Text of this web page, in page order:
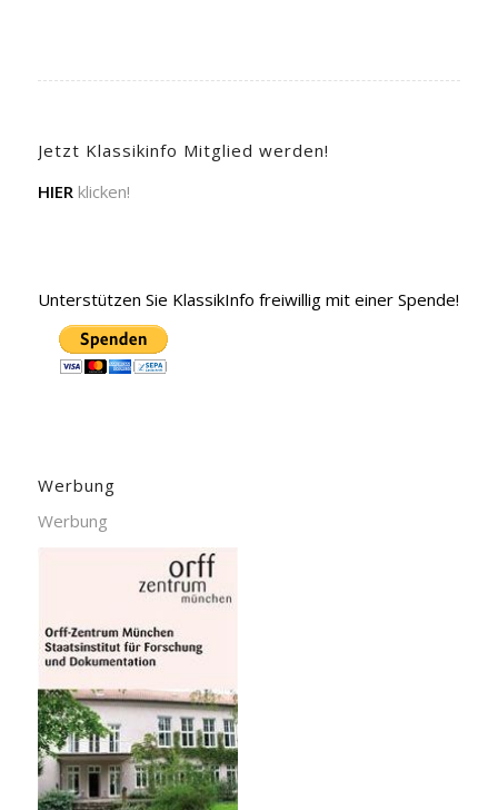
Jetzt Klassikinfo Mitglied werden!
HIER klicken!
Unterstützen Sie KlassikInfo freiwillig mit einer Spende!
Werbung
Werbung